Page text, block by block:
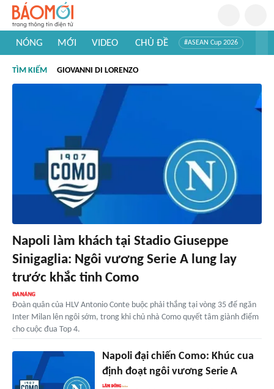
NÓNG MỚI VIDEO CHỦ ĐỀ #ASEAN Cup 2026
#Khám phá thế giới
TÌM KIẾM GIOVANNI DI LORENZO
Napoli làm khách tại Stadio Giuseppe
Sinigaglia: Ngôi vương Serie A lung lay
trước khắc tinh Como
Đoàn quân của HLV Antonio Conte buộc phải thắng tại vòng 35 để ngăn
Inter Milan lên ngôi sớm, trong khi chủ nhà Como quyết tâm giành điểm
cho cuộc đua Top 4.
Napoli đại chiến Como: Khúc cua
định đoạt ngôi vương Serie A